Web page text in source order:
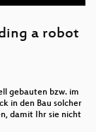
a robot
gebauten bzw. im
in den Bau solcher
damit Ihr sie nicht